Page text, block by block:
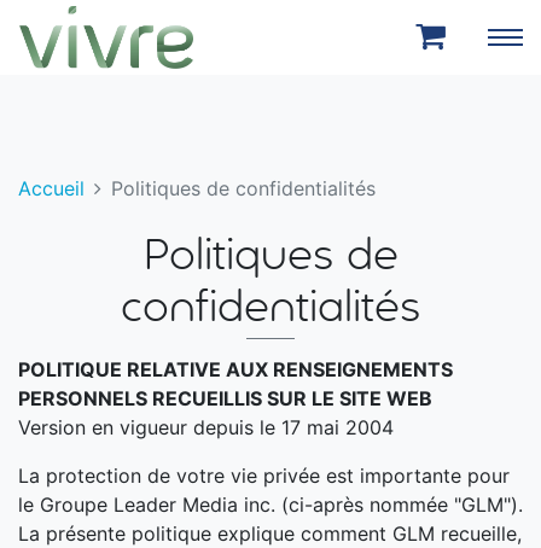
Aller au menu principal
Aller au contenu principal
Accueil Politiques de confidentialités
Politiques de
confidentialités
POLITIQUE RELATIVE AUX RENSEIGNEMENTS
PERSONNELS RECUEILLIS SUR LE SITE WEB
Version en vigueur depuis le 17 mai 2004
La protection de votre vie privée est importante pour
le Groupe Leader Media inc. (ci-après nommée "GLM").
La présente politique explique comment GLM recueille,